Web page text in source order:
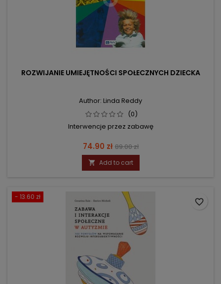
ROZWIJANIE UMIEJĘTNOŚCI SPOŁECZNYCH DZIECKA
Author: Linda Reddy
(0)
Interwencje przez zabawę
Price
74.90 zł Regular
price
89.00 zł
 Add to cart
- 13.60 zł
favorite_border